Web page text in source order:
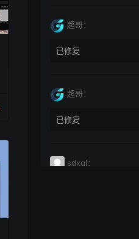
超哥：
已修复
超哥：
已修复
sdxql：